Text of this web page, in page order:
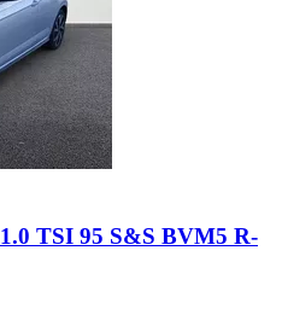
1.0 TSI 95 S&S BVM5 R-